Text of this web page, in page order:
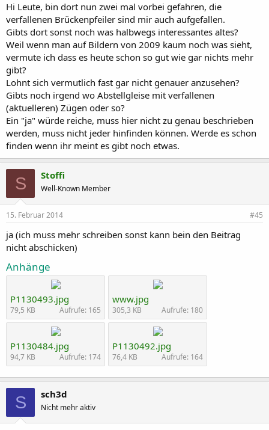
Hi Leute, bin dort nun zwei mal vorbei gefahren, die
verfallenen Brückenpfeiler sind mir auch aufgefallen.
Gibts dort sonst noch was halbwegs interessantes altes?
Weil wenn man auf Bildern von 2009 kaum noch was sieht,
vermute ich dass es heute schon so gut wie gar nichts mehr
gibt?
Lohnt sich vermutlich fast gar nicht genauer anzusehen?
Gibts noch irgend wo Abstellgleise mit verfallenen
(aktuelleren) Zügen oder so?
Ein "ja" würde reiche, muss hier nicht zu genau beschrieben
werden, muss nicht jeder hinfinden können. Werde es schon
finden wenn ihr meint es gibt noch etwas.
S Stoffi
Well-Known Member
15. Februar 2014 #45
ja (ich muss mehr schreiben sonst kann bein den Beitrag
nicht abschicken)
Anhänge
P1130493.jpg
79,5 KB Aufrufe: 165
www.jpg
305,3 KB Aufrufe: 180
P1130484.jpg
94,7 KB Aufrufe: 174
P1130492.jpg
76,4 KB Aufrufe: 164
S sch3d
Nicht mehr aktiv